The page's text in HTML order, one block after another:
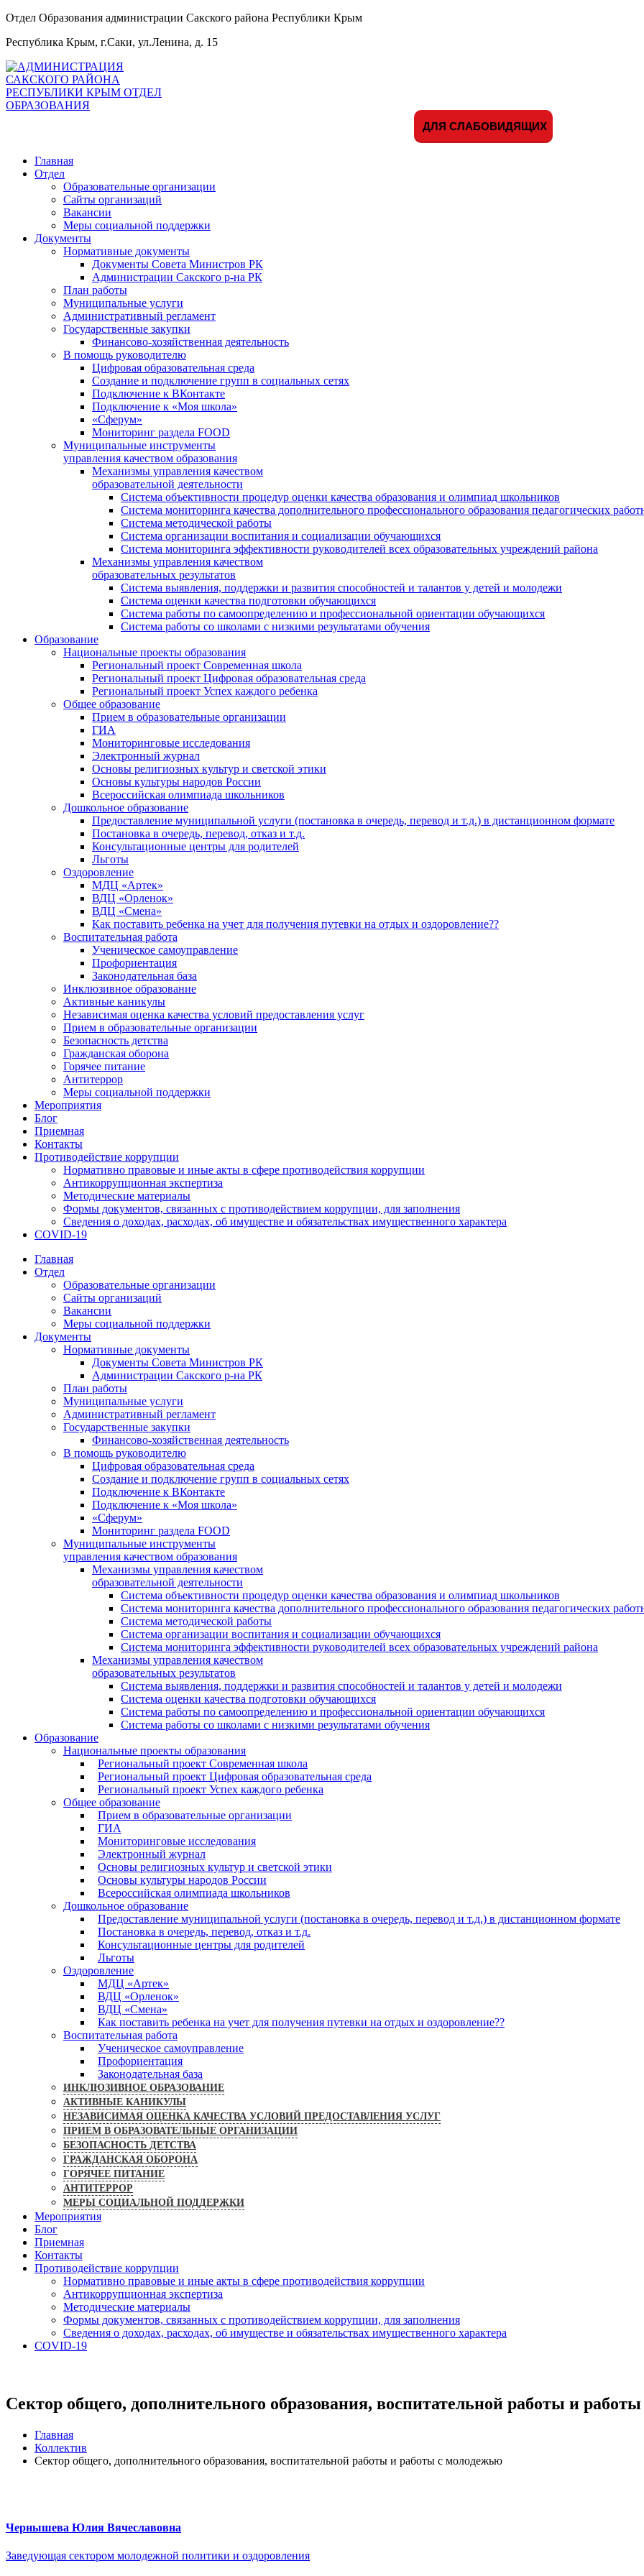
Отдел Образования администрации Сакского района Республики Крым
Республика Крым, г.Саки, ул.Ленина, д. 15
ДЛЯ СЛАБОВИДЯЩИХ
Главная
Отдел
Образовательные организации
Сайты организаций
Вакансии
Меры социальной поддержки
Документы
Нормативные документы
Документы Совета Министров РК
Администрации Сакского р-на РК
План работы
Муниципальные услуги
Административный регламент
Государственные закупки
Финансово-хозяйственная деятельность
В помощь руководителю
Цифровая образовательная среда
Создание и подключение групп в социальных сетях
Подключение к ВКонтакте
Подключение к «Моя школа»
«Сферум»
Мониторинг раздела FOOD
Муниципальные инструменты
управления качеством образования
Механизмы управления качеством
образовательной деятельности
Система объективности процедур оценки качества образования и олимпиад школьников
Система мониторинга качества дополнительного профессионального образования педагогических
Система методической работы
Система организации воспитания и социализации обучающихся
Система мониторинга эффективности руководителей всех образовательных учреждений района
Механизмы управления качеством
образовательных результатов
Система выявления, поддержки и развития способностей и талантов у детей и молодежи
Система оценки качества подготовки обучающихся
Система работы по самоопределению и профессиональной ориентации обучающихся
Система работы со школами с низкими результатами обучения
Образование
Национальные проекты образования
Региональный проект Современная школа
Региональный проект Цифровая образовательная среда
Региональный проект Успех каждого ребенка
Общее образование
Прием в образовательные организации
ГИА
Мониторинговые исследования
Электронный журнал
Основы религиозных культур и светской этики
Основы культуры народов России
Всероссийская олимпиада школьников
Дошкольное образование
Предоставление муниципальной услуги (постановка в очередь, перевод и т.д.) в дистанционном формате
Постановка в очередь, перевод, отказ и т.д.
Консультационные центры для родителей
Льготы
Оздоровление
МДЦ «Артек»
ВДЦ «Орленок»
ВДЦ «Смена»
Как поставить ребенка на учет для получения путевки на отдых и оздоровление??
Воспитательная работа
Ученическое самоуправление
Профориентация
Законодательная база
Инклюзивное образование
Активные каникулы
Независимая оценка качества условий предоставления услуг
Прием в образовательные организации
Безопасность детства
Гражданская оборона
Горячее питание
Антитеррор
Меры социальной поддержки
Мероприятия
Блог
Приемная
Контакты
Противодействие коррупции
Нормативно правовые и иные акты в сфере противодействия коррупции
Антикоррупционная экспертиза
Методические материалы
Формы документов, связанных с противодействием коррупции, для заполнения
Сведения о доходах, расходах, об имуществе и обязательствах имущественного характера
COVID-19
Главная
Отдел
Образовательные организации
Сайты организаций
Вакансии
Меры социальной поддержки
Документы
Нормативные документы
Документы Совета Министров РК
Администрации Сакского р-на РК
План работы
Муниципальные услуги
Административный регламент
Государственные закупки
Финансово-хозяйственная деятельность
В помощь руководителю
Цифровая образовательная среда
Создание и подключение групп в социальных сетях
Подключение к ВКонтакте
Подключение к «Моя школа»
«Сферум»
Мониторинг раздела FOOD
Муниципальные инструменты
управления качеством образования
Механизмы управления качеством
образовательной деятельности
Система объективности процедур оценки качества образования и олимпиад школьников
Система мониторинга качества дополнительного профессионального образования педагогических
Система методической работы
Система организации воспитания и социализации обучающихся
Система мониторинга эффективности руководителей всех образовательных учреждений района
Механизмы управления качеством
образовательных результатов
Система выявления, поддержки и развития способностей и талантов у детей и молодежи
Система оценки качества подготовки обучающихся
Система работы по самоопределению и профессиональной ориентации обучающихся
Система работы со школами с низкими результатами обучения
Образование
Национальные проекты образования
Региональный проект Современная школа
Региональный проект Цифровая образовательная среда
Региональный проект Успех каждого ребенка
Общее образование
Прием в образовательные организации
ГИА
Мониторинговые исследования
Электронный журнал
Основы религиозных культур и светской этики
Основы культуры народов России
Всероссийская олимпиада школьников
Дошкольное образование
Предоставление муниципальной услуги (постановка в очередь, перевод и т.д.) в дистанционном формате
Постановка в очередь, перевод, отказ и т.д.
Консультационные центры для родителей
Льготы
Оздоровление
МДЦ «Артек»
ВДЦ «Орленок»
ВДЦ «Смена»
Как поставить ребенка на учет для получения путевки на отдых и оздоровление??
Воспитательная работа
Ученическое самоуправление
Профориентация
Законодательная база
ИНКЛЮЗИВНОЕ ОБРАЗОВАНИЕ
АКТИВНЫЕ КАНИКУЛЫ
НЕЗАВИСИМАЯ ОЦЕНКА КАЧЕСТВА УСЛОВИЙ ПРЕДОСТАВЛЕНИЯ УСЛУГ
ПРИЕМ В ОБРАЗОВАТЕЛЬНЫЕ ОРГАНИЗАЦИИ
БЕЗОПАСНОСТЬ ДЕТСТВА
ГРАЖДАНСКАЯ ОБОРОНА
ГОРЯЧЕЕ ПИТАНИЕ
АНТИТЕРРОР
МЕРЫ СОЦИАЛЬНОЙ ПОДДЕРЖКИ
Мероприятия
Блог
Приемная
Контакты
Противодействие коррупции
Нормативно правовые и иные акты в сфере противодействия коррупции
Антикоррупционная экспертиза
Методические материалы
Формы документов, связанных с противодействием коррупции, для заполнения
Сведения о доходах, расходах, об имуществе и обязательствах имущественного характера
COVID-19
Сектор общего, дополнительного образования, воспитательной работы и
Главная
Коллектив
Сектор общего, дополнительного образования, воспитательной работы и работы с молодежью
Чернышева Юлия Вячеславовна
Заведующая сектором молодежной политики и оздоровления